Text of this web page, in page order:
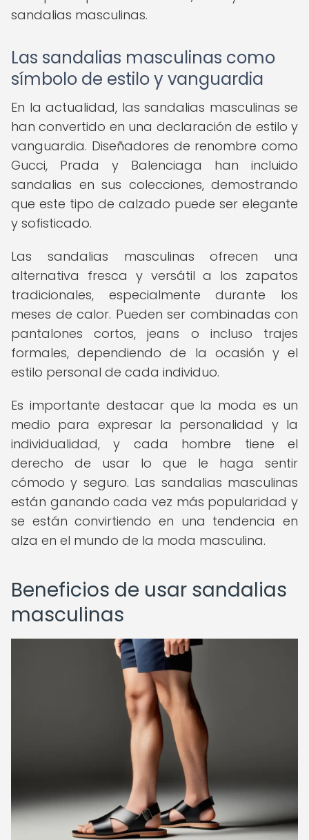
sandalias masculinas.
Las sandalias masculinas como
símbolo de estilo y vanguardia
En la actualidad, las sandalias masculinas se
han convertido en una declaración de estilo y
vanguardia. Diseñadores de renombre como
Gucci, Prada y Balenciaga han incluido
sandalias en sus colecciones, demostrando
que este tipo de calzado puede ser elegante
y sofisticado.
Las sandalias masculinas ofrecen una
alternativa fresca y versátil a los zapatos
tradicionales, especialmente durante los
meses de calor. Pueden ser combinadas con
pantalones cortos, jeans o incluso trajes
formales, dependiendo de la ocasión y el
estilo personal de cada individuo.
Es importante destacar que la moda es un
medio para expresar la personalidad y la
individualidad, y cada hombre tiene el
derecho de usar lo que le haga sentir
cómodo y seguro. Las sandalias masculinas
están ganando cada vez más popularidad y
se están convirtiendo en una tendencia en
alza en el mundo de la moda masculina.
Beneficios de usar sandalias
masculinas